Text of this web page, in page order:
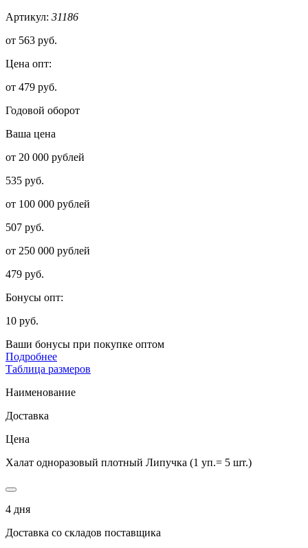
Артикул: 31186
от 563 руб.
Цена опт:
от 479 руб.
Годовой оборот
Ваша цена
от 20 000 рублей
535 руб.
от 100 000 рублей
507 руб.
от 250 000 рублей
479 руб.
Бонусы опт:
10 руб.
Ваши бонусы при покупке оптом
Подробнее
Таблица размеров
Наименование
Доставка
Цена
Халат одноразовый плотный Липучка (1 уп.= 5 шт.)
4 дня
Доставка со складов поставщика